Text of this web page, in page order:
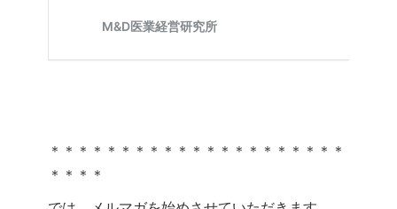
＊＊＊＊＊＊＊＊＊＊＊＊＊＊＊＊＊＊＊＊＊
＊＊＊＊